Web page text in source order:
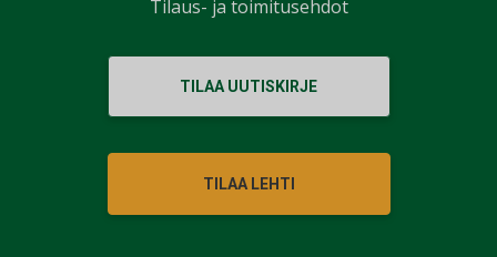
TILAA UUTISKIRJE
TILAA LEHTI
Tilaus- ja toimitusehdot